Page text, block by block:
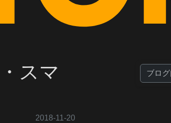
スマ
2018-11-20